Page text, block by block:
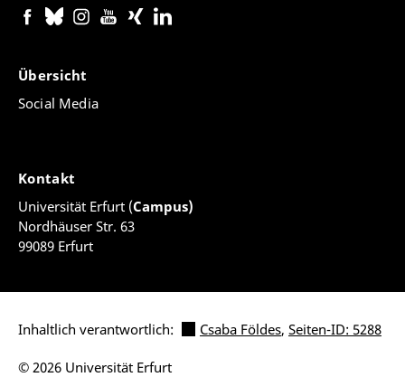
Übersicht
Social Media
Kontakt
Universität Erfurt (Campus)
Nordhäuser Str. 63
99089 Erfurt
Inhaltlich verantwortlich: Csaba Földes, Seiten-ID: 5288
© 2026 Universität Erfurt